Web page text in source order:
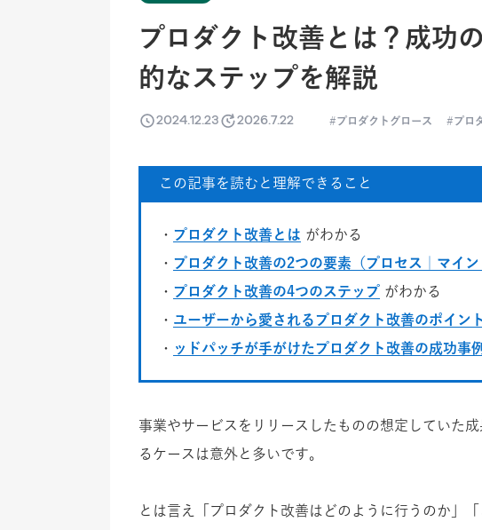
プロダクト改善とは？成功
的なステップを解説
2024.12.23 2026.7.22 プロダクトグロース プロ
この記事を読むと理解できること
・ プロダクト改善とは がわかる
・ プロダクト改善の2つの要素（プロセス｜マイン
・ プロダクト改善の4つのステップ がわかる
・ ユーザーから愛されるプロダクト改善のポイント
・ ッドパッチが手がけたプロダクト改善の成功事例
事業やサービスをリリースしたものの想定していた
るケースは意外と多いです。
とは言え「プロダクト改善はどのように行うのか」